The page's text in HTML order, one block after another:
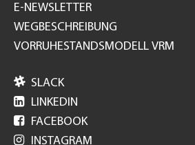
E-NEWSLETTER
WEGBESCHREIBUNG
VORRUHESTANDSMODELL VRM
 SLACK
 LINKEDIN
 FACEBOOK
 INSTAGRAM